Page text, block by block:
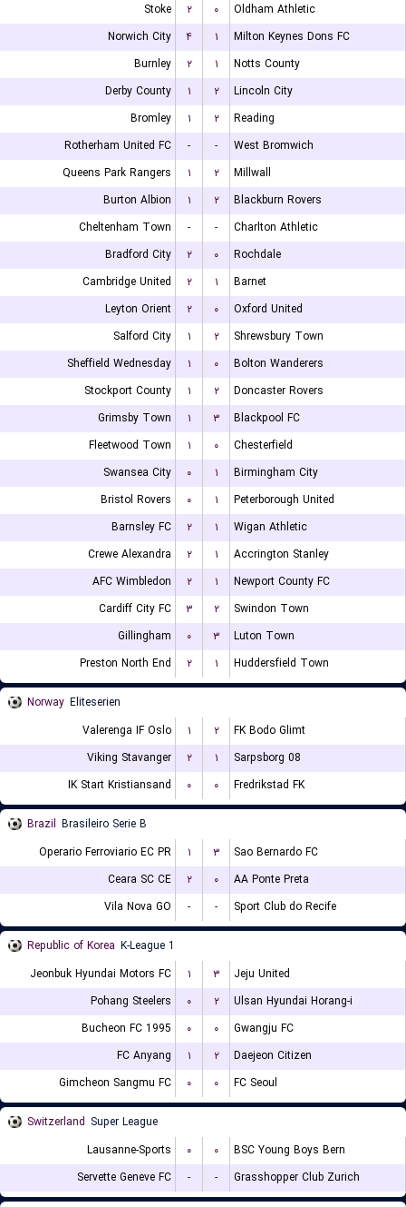
Stoke
۲ ۰
Oldham Athletic
Norwich City
۴ ۱
Milton Keynes Dons FC
Burnley
۲ ۱
Notts County
Derby County
۱ ۲
Lincoln City
Bromley
۱ ۲
Reading
Rotherham United FC
- -
West Bromwich
Queens Park Rangers
۱ ۲
Millwall
Burton Albion
۱ ۲
Blackburn Rovers
Cheltenham Town
- -
Charlton Athletic
Bradford City
۲ ۰
Rochdale
Cambridge United
۲ ۱
Barnet
Leyton Orient
۲ ۰
Oxford United
Salford City
۱ ۲
Shrewsbury Town
Sheffield Wednesday
۱ ۰
Bolton Wanderers
Stockport County
۱ ۲
Doncaster Rovers
Grimsby Town
۱ ۳
Blackpool FC
Fleetwood Town
۱ ۰
Chesterfield
Swansea City
۰ ۱
Birmingham City
Bristol Rovers
۰ ۱
Peterborough United
Barnsley FC
۲ ۱
Wigan Athletic
Crewe Alexandra
۲ ۱
Accrington Stanley
AFC Wimbledon
۲ ۱
Newport County FC
Cardiff City FC
۳ ۲
Swindon Town
Gillingham
۰ ۳
Luton Town
Preston North End
۲ ۱ Huddersfield Town
Norway Eliteserien
Valerenga IF Oslo
۱ ۲
FK Bodo Glimt
Viking Stavanger
۲ ۱
Sarpsborg 08
IK Start Kristiansand
۰ ۰ Fredrikstad FK
Brazil Brasileiro Serie B
Operario Ferroviario EC PR
۱ ۳
Sao Bernardo FC
Ceara SC CE
۲ ۰
AA Ponte Preta
Vila Nova GO
- - Sport Club do Recife
Republic of Korea K-League 1
Jeonbuk Hyundai Motors FC
۱ ۳
Jeju United
Pohang Steelers
۰ ۲
Ulsan Hyundai Horang-i
Bucheon FC 1995
۰ ۰
Gwangju FC
FC Anyang
۱ ۲
Daejeon Citizen
Gimcheon Sangmu FC
۰ ۰ FC Seoul
Switzerland Super League
Lausanne-Sports
۰ ۰
BSC Young Boys Bern
Servette Geneve FC
- - Grasshopper Club Zurich